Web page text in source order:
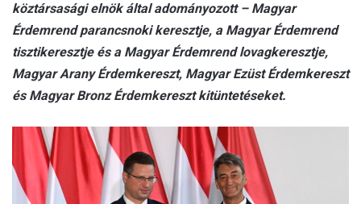
köztársasági elnök által adományozott – Magyar
Érdemrend parancsnoki keresztje, a Magyar Érdemrend
tisztikeresztje és a Magyar Érdemrend lovagkeresztje,
Magyar Arany Érdemkereszt, Magyar Ezüst Érdemkereszt
és Magyar Bronz Érdemkereszt kitüntetéseket.